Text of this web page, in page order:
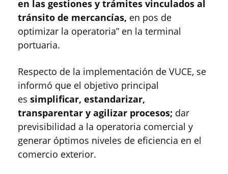
en las gestiones y trámites vinculados al
tránsito de mercancías, en pos de
optimizar la operatoria” en la terminal
portuaria.
Respecto de la implementación de VUCE, se
informó que el objetivo principal
es simplificar, estandarizar,
transparentar y agilizar procesos; dar
previsibilidad a la operatoria comercial y
generar óptimos niveles de eficiencia en el
comercio exterior.